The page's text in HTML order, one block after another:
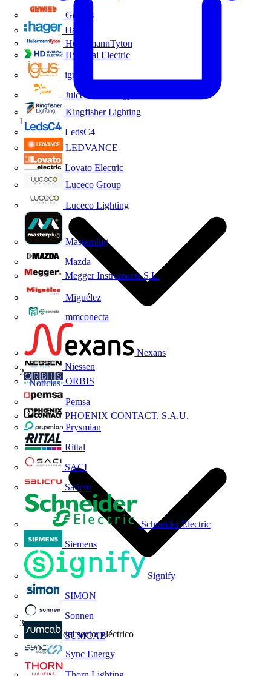
Gewiss
Hager
HellermannTyton
Hyundai Electric
igus
Juice Technology
Kingfisher Lighting
LedsC4
LEDVANCE
Lovato Electric
Luceco Group
Luceco Lighting
Masterplug
Mazda
Megger Instruments S.L.
Miguélez
mmconecta
Nexans
Niessen
ORBIS
Pemsa
PHOENIX CONTACT, S.A.U.
Prysmian
Rittal
SACI
Salicru
Schneider Electric
Siemens
Signify
SIMON
Sonnen
SUMCAB
Sync Energy
Inicio
Noticias
Noticias del sector eléctrico